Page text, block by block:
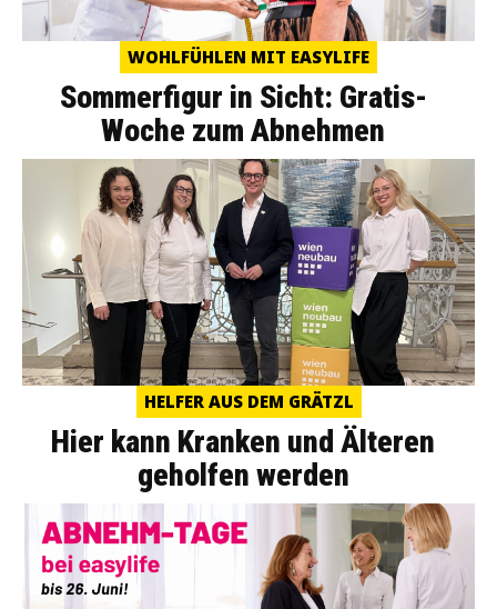
WOHLFÜHLEN MIT EASYLIFE
Sommerfigur in Sicht: Gratis-
Woche zum Abnehmen
HELFER AUS DEM GRÄTZL
Hier kann Kranken und Älteren
geholfen werden